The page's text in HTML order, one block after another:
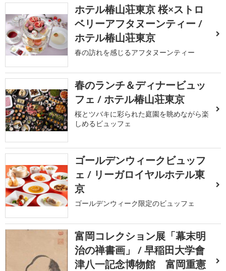
ホテル椿山荘東京 桜×ストロ
ベリーアフタヌーンティー /
ホテル椿山荘東京
春の訪れを感じるアフタヌーンティー
春のランチ＆ディナービュッ
フェ / ホテル椿山荘東京
桜とツバキに彩られた庭園を眺めながら楽
しめるビュッフェ
ゴールデンウィークビュッフ
ェ / リーガロイヤルホテル東
京
ゴールデンウィーク限定のビュッフェ
富岡コレクション展「幕末明
治の禅書画」 / 早稲田大学會
津八一記念博物館 富岡重憲